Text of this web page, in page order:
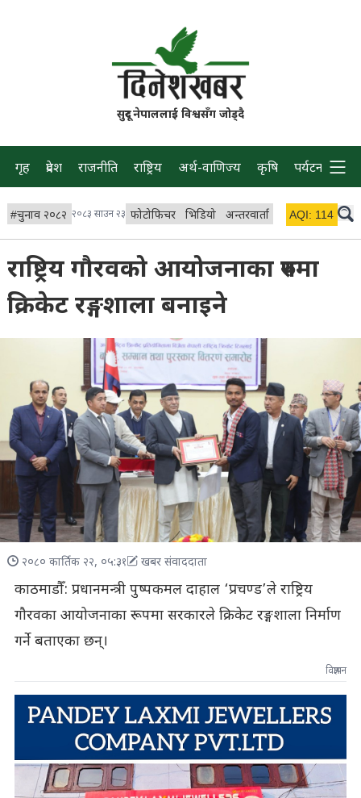
सुदूर नेपाललाई विश्वसँग जोड्दै
गृह प्रदेश राजनीति राष्ट्रिय अर्थ-वाणिज्य कृषि पर्यटन प्रवास
#चुनाव २०८२ २०८३ साउन २३ फोटोफिचर भिडियो अन्तरवार्ता विचार/ब्लग
AQI: 114
राष्ट्रिय गौरवको आयोजनाका रुपमा
क्रिकेट रङ्गशाला बनाइने
२०८० कार्तिक २२, ०५:३१ खबर संवाददाता
काठमाडौँ: प्रधानमन्त्री पुष्पकमल दाहाल ‘प्रचण्ड’ले राष्ट्रिय
गौरवका आयोजनाका रूपमा सरकारले क्रिकेट रङ्गशाला निर्माण
गर्ने बताएका छन्।
विज्ञापन